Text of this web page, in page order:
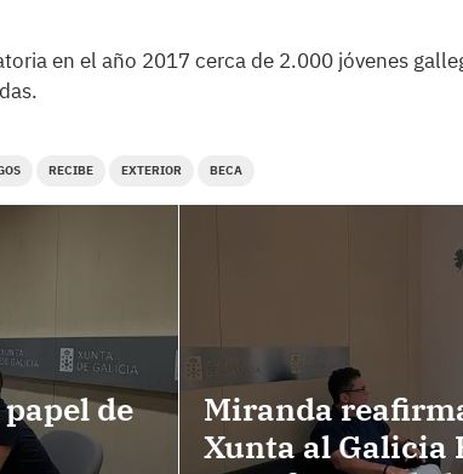
en el año 2017 cerca de 2.000 jóvenes
RECIBE EXTERIOR BECA
de
Miranda
Xunta al Galicia